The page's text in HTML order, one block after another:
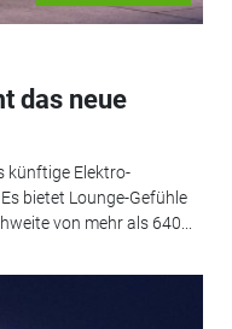
das neue
künftige Elektro-
bietet Lounge-Gefühle
von mehr als 640...